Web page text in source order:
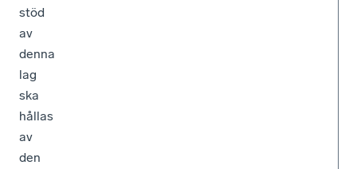
stöd
av
denna
lag
ska
hållas
av
den